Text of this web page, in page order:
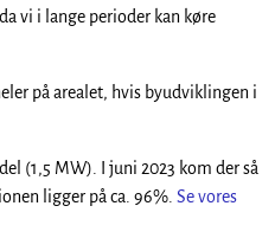
vi i lange perioder kan køre
på arealet, hvis byudviklingen i
(1,5 MW). I juni 2023 kom der så
ligger på ca. 96%. Se vores